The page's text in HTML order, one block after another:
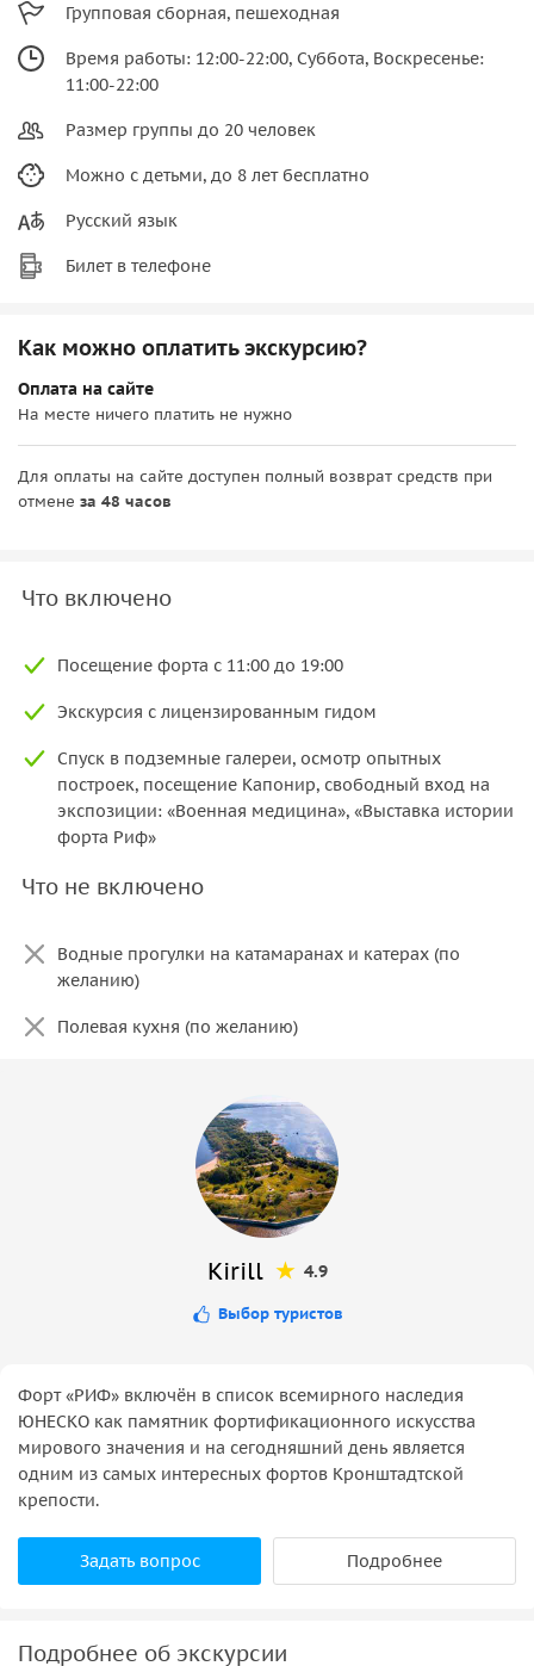
Групповая сборная, пешеходная
Время работы: 12:00-22:00, Суббота, Воскресенье:
11:00-22:00
Размер группы до 20 человек
Можно с детьми, до 8 лет бесплатно
Русский язык
Билет в телефоне
Как можно оплатить экскурсию?
Оплата на сайте
На месте ничего платить не нужно
Для оплаты на сайте доступен полный возврат средств при
отмене за 48 часов
Что включено
Посещение форта с 11:00 до 19:00
Экскурсия с лицензированным гидом
Спуск в подземные галереи, осмотр опытных
построек, посещение Капонир, свободный вход на
экспозиции: «Военная медицина», «Выставка истории
форта Риф»
Что не включено
Водные прогулки на катамаранах и катерах (по
желанию)
Полевая кухня (по желанию)
Kirill 4.9
Выбор туристов
Форт «РИФ» включён в список всемирного наследия
ЮНЕСКО как памятник фортификационного искусства
мирового значения и на сегодняшний день является
одним из самых интересных фортов Кронштадтской
крепости.
Задать вопрос Подробнее
Подробнее об экскурсии